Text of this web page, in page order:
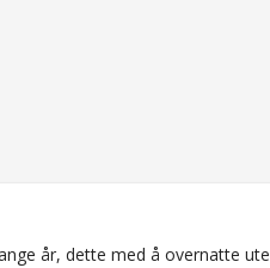
år, dette med å overnatte